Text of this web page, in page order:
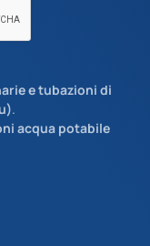
e tubazioni di
.
acqua potabile